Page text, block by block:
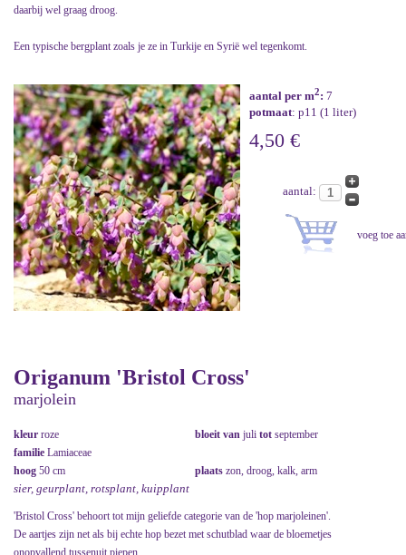
daarbij wel graag droog.
Een typische bergplant zoals je ze in Turkije en Syrië wel tegenkomt.
aantal per m2: 7
potmaat: p11 (1 liter)
4,50 €
aantal:
Origanum 'Bristol Cross'
marjolein
kleur roze bloeit van juli tot september
familie Lamiaceae
hoog 50 cm plaats zon, droog, kalk, arm
sier, geurplant, rotsplant, kuipplant
'Bristol Cross' behoort tot mijn geliefde categorie van de 'hop marjoleinen'.
De aartjes zijn net als bij echte hop bezet met schutblad waar de bloemetjes
onopvallend tussenuit piepen.